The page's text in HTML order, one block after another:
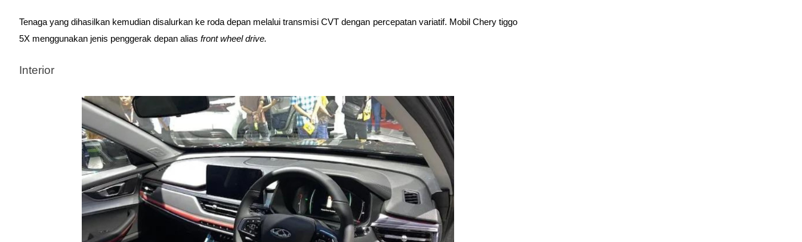
Tenaga yang dihasilkan kemudian disalurkan ke roda depan melalui transmisi CVT dengan percepatan variatif. Mobil Chery tiggo
5X menggunakan jenis penggerak depan alias front wheel drive.
Interior